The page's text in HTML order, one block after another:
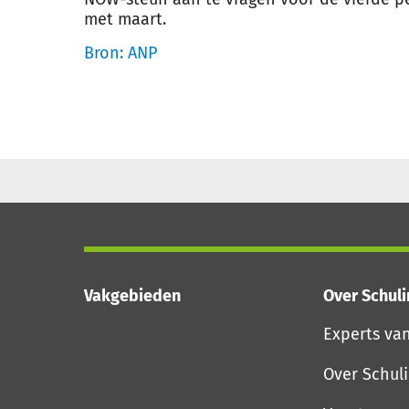
met maart.
Bron: ANP
Vakgebieden
Over
Experts
Over